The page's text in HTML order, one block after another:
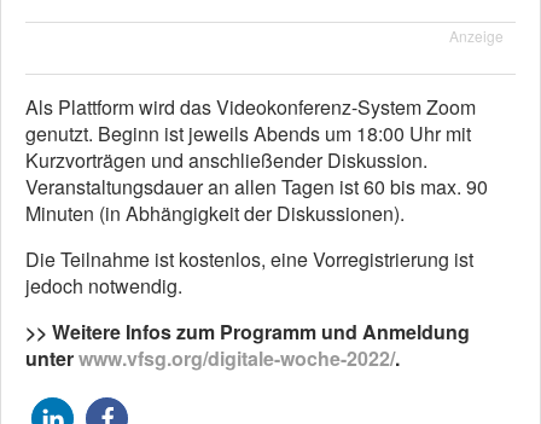
Anzeige
Als Plattform wird das Videokonferenz-System Zoom
genutzt. Beginn ist jeweils Abends um 18:00 Uhr mit
Kurzvorträgen und anschließender Diskussion.
Veranstaltungsdauer an allen Tagen ist 60 bis max. 90
Minuten (in Abhängigkeit der Diskussionen).
Die Teilnahme ist kostenlos, eine Vorregistrierung ist
jedoch notwendig.
>> Weitere Infos zum Programm und Anmeldung
unterwww.vfsg.org/digitale-woche-2022/.